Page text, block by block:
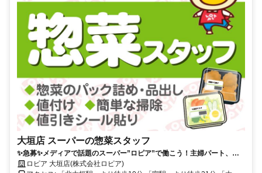
大垣店 スーパーの惣菜スタッフ
✨急募✨メディアで話題のスーパー”ロピア”で働こう！主婦パート、学
生さん活躍中！未経験者OK！土日祝は時給UP！
ロピア 大垣店(株式会社ロピア)